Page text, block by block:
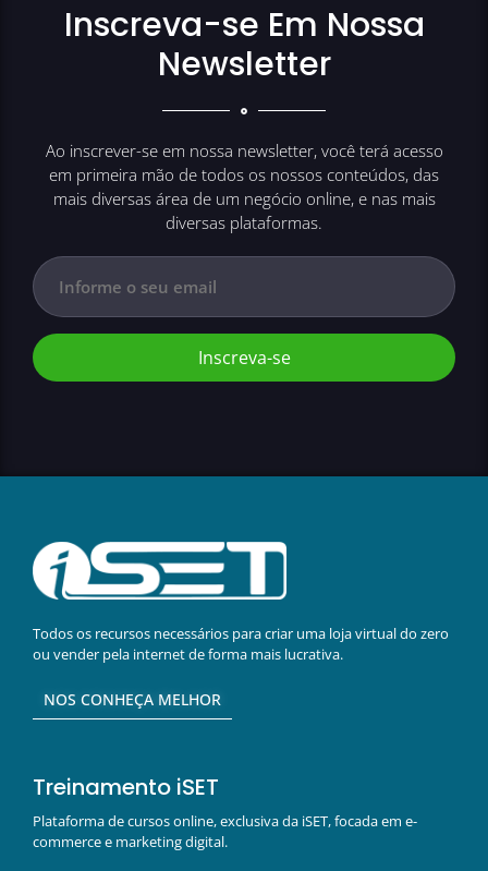
Inscreva-se Em Nossa
Newsletter
Ao inscrever-se em nossa newsletter, você terá acesso
em primeira mão de todos os nossos conteúdos, das
mais diversas área de um negócio online, e nas mais
diversas plataformas.
Inscreva-se
Todos os recursos necessários para criar uma loja virtual do zero
ou vender pela internet de forma mais lucrativa.
NOS CONHEÇA MELHOR
Treinamento iSET
Plataforma de cursos online, exclusiva da iSET, focada em e-
commerce e marketing digital.